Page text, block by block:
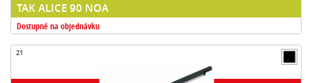
TAK ALICE 90 NOA
Dostupné na objednávku
21